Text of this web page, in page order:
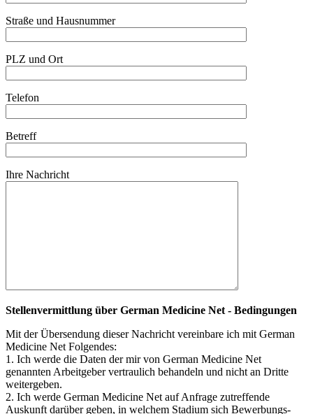
Straße und Hausnummer
PLZ und Ort
Telefon
Betreff
Ihre Nachricht
Stellenvermittlung über German Medicine Net - Bedingungen
Mit der Übersendung dieser Nachricht vereinbare ich mit German
Medicine Net Folgendes:
1. Ich werde die Daten der mir von German Medicine Net
genannten Arbeitgeber vertraulich behandeln und nicht an Dritte
weitergeben.
2. Ich werde German Medicine Net auf Anfrage zutreffende
Auskunft darüber geben, in welchem Stadium sich Bewerbungs-